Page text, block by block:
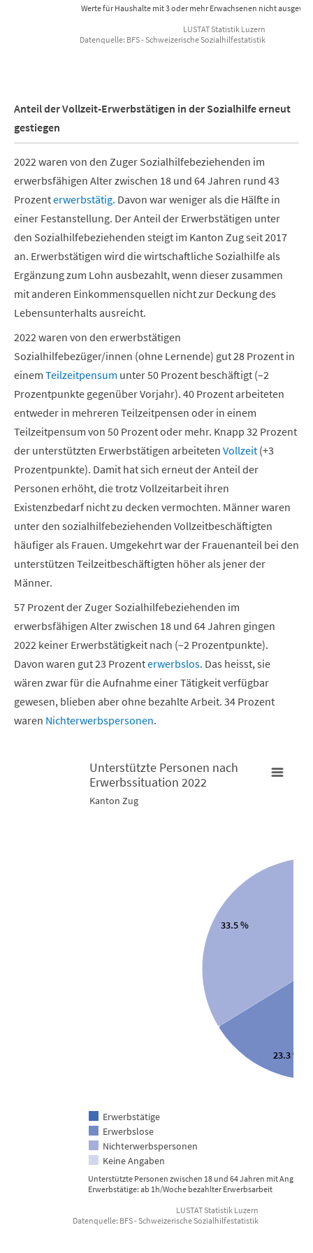
Werte für Haushalte mit 3 oder mehr Erwachsenen nicht
LUSTAT Statistik Luzern
Datenquelle: BFS - Schweizerische Sozialhilfestatistik
Anteil der Vollzeit-Erwerbstätigen in der Sozialhilfe erneut
gestiegen
2022 waren von den Zuger Sozialhilfebeziehenden im
erwerbsfähigen Alter zwischen 18 und 64 Jahren rund 43
Prozenterwerbstätig. Davon war weniger als die Hälfte in
einer Festanstellung. Der Anteil der Erwerbstätigen unter
den Sozialhilfebeziehenden steigt im Kanton Zug seit 2017
an. Erwerbstätigen wird die wirtschaftliche Sozialhilfe als
Ergänzung zum Lohn ausbezahlt, wenn dieser zusammen
mit anderen Einkommensquellen nicht zur Deckung des
Lebensunterhalts ausreicht.
2022 waren von den erwerbstätigen
Sozialhilfebezüger/innen (ohne Lernende) gut 28 Prozent in
einem Teilzeitpensum unter 50 Prozent beschäftigt (–2
Prozentpunkte gegenüber Vorjahr). 40 Prozent arbeiteten
entweder in mehreren Teilzeitpensen oder in einem
Teilzeitpensum von 50 Prozent oder mehr. Knapp 32 Prozent
der unterstützten Erwerbstätigen arbeiteten Vollzeit (+3
Prozentpunkte). Damit hat sich erneut der Anteil der
Personen erhöht, die trotz Vollzeitarbeit ihren
Existenzbedarf nicht zu decken vermochten. Männer waren
unter den sozialhilfebeziehenden Vollzeitbeschäftigten
häufiger als Frauen. Umgekehrt war der Frauenanteil bei den
unterstützen Teilzeitbeschäftigten höher als jener der
Männer.
57 Prozent der Zuger Sozialhilfebeziehenden im
erwerbsfähigen Alter zwischen 18 und 64 Jahren gingen
2022 keiner Erwerbstätigkeit nach (–2 Prozentpunkte).
Davon waren gut 23 Prozenterwerbslos. Das heisst, sie
wären zwar für die Aufnahme einer Tätigkeit verfügbar
gewesen, blieben aber ohne bezahlte Arbeit. 34 Prozent
waren Nichterwerbspersonen.
Unterstützte Personen nach Erwerbssituation 2022
View as data table, Unterstützte Personen nach
Unterstützte Personen zwischen 18 und 64 Jahren mit Angabe
Erwerbstätige: ab 1h/Woche bezahlter Erwerbsarbeit
Unterstützte Personen nach
Erwerbssituation 2022
Kanton Zug
23.3 %
33.5 %
Erwerbstätige
Erwerbslose
Nichterwerbspersonen
Keine Angaben
LUSTAT Statistik Luzern
Datenquelle: BFS - Schweizerische Sozialhilfestatistik